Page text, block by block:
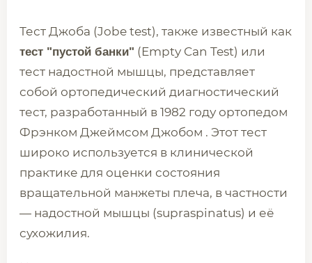
Тест Джоба (Jobe test), также известный как
тест "пустой банки" (Empty Can Test) или
тест надостной мышцы, представляет
собой ортопедический диагностический
тест, разработанный в 1982 году ортопедом
Фрэнком Джеймсом Джобом . Этот тест
широко используется в клинической
практике для оценки состояния
вращательной манжеты плеча, в частности
— надостной мышцы (supraspinatus) и её
сухожилия.